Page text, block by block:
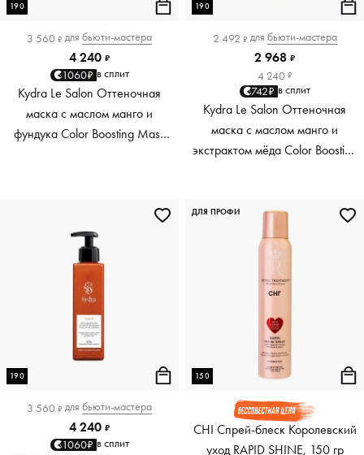
190
3 560 ₽ для бьюти-мастера
4 240 ₽
1060₽ в сплит
Kydra Le Salon Оттеночная
маска с маслом манго и
фундука Color Boosting Mask
190
2 492 ₽ для бьюти-мастера
2 968 ₽
4 240 ₽
742₽ в сплит
Kydra Le Salon Оттеночная
маска с маслом манго и
экстрактом мёда Color Boosting
190
3 560 ₽ для бьюти-мастера
4 240 ₽
1060₽ в сплит
150
CHI Спрей-блеск Королевский
уход RAPID SHINE, 150 гр
ДЛЯ ПРОФИ